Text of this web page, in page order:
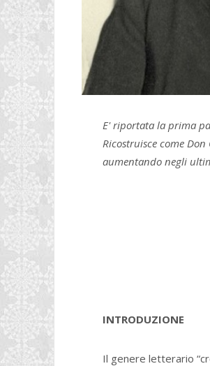
E' riportata la prima
Ricostruisce come
aumentando negli
INTRODUZIONE
Il genere letterario